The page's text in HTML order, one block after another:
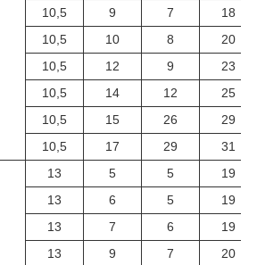
10,5 9 7
18
10,5 10 8
20
10,5 12 9
23
10,5 14 12
25
10,5 15 26
29
10,5 17 29
31
13 5 5
19
13 6 5
19
13 7 6
19
13 9 7
20